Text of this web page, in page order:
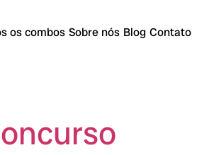
os combos Sobre nós Blog Contato